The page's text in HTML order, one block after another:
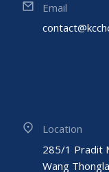
Email
Location
285/1 Pradit
Wang